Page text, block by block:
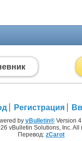
Регистрация
by vBulletin®Version
vBulletin Solutions, Inc. All
Перевод: zCarot